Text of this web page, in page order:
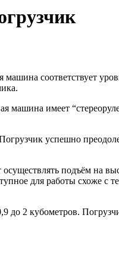
соответствует
имеет
успешно
подъём на
для работы схоже с
до 2 кубометров.